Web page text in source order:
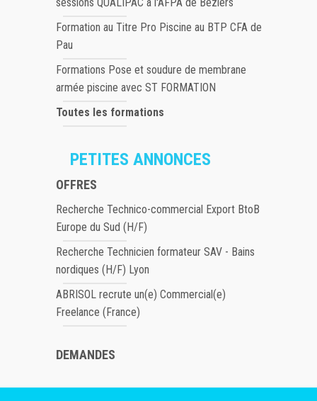
Formation au Titre Pro Piscine au BTP CFA de
Pau
Formations Pose et soudure de membrane
armée piscine avec ST FORMATION
Toutes les formations
PETITES ANNONCES
OFFRES
Recherche Technico-commercial Export BtoB
Europe du Sud (H/F)
Recherche Technicien formateur SAV - Bains
nordiques (H/F) Lyon
ABRISOL recrute un(e) Commercial(e)
Freelance (France)
DEMANDES